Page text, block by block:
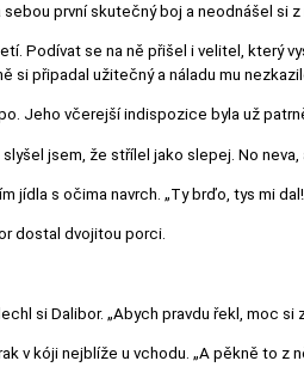
první skutečný boj a neodnášel si
Podívat se na ně přišel i velitel, který
si připadal užitečný a náladu mu
Jeho včerejší indispozice byla už
jsem, že střílel jako slepej. No
jídla s očima navrch. „Ty brďo, tys mi
dostal dvojitou porci.
si Dalibor. „Abych pravdu řekl, moc si
v kóji nejblíže u vchodu. „A pěkně to z